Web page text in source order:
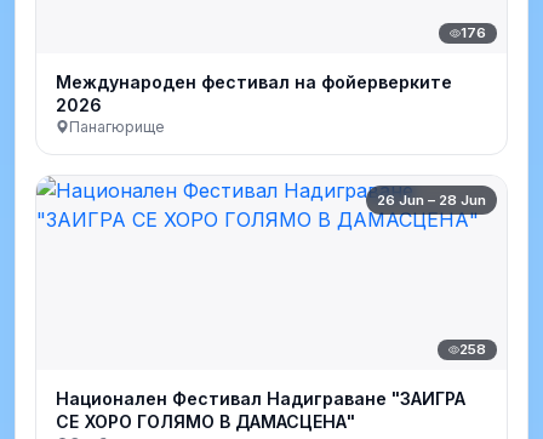
176
Международен фестивал на фойерверките
2026
Панагюрище
26 Jun – 28 Jun
258
Национален Фестивал Надиграване "ЗАИГРА
СЕ ХОРО ГОЛЯМО В ДАМАСЦЕНА"